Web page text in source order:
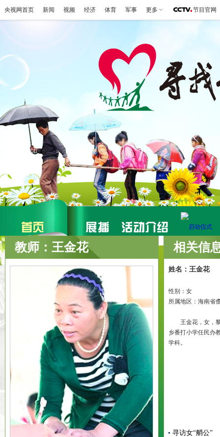
央视网首页 新闻 视频 经济 体育 军事 更多 节目官网
教师：王金花 相关信
姓名：王金花
性别：女
所属地区：海南省
王金花，女，黎
乡番打小学任民办
学科。
寻访女“艄公”